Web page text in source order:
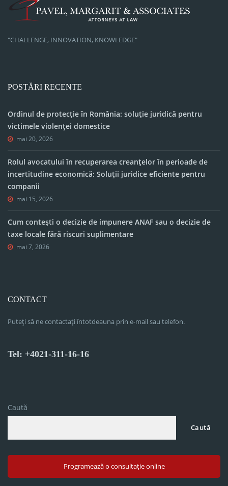
"CHALLENGE, INNOVATION, KNOWLEDGE"
POSTĂRI RECENTE
Ordinul de protecție în România: soluție juridică pentru
victimele violenței domestice
mai 20, 2026
Rolul avocatului în recuperarea creanțelor în perioade de
incertitudine economică: Soluții juridice eficiente pentru
companii
mai 15, 2026
Cum contești o decizie de impunere ANAF sau o decizie de
taxe locale fără riscuri suplimentare
mai 7, 2026
CONTACT
Puteți să ne contactați întotdeauna prin e-mail sau telefon.
Tel: +4021-311-16-16
Caută
Caută
Programează o consultație online